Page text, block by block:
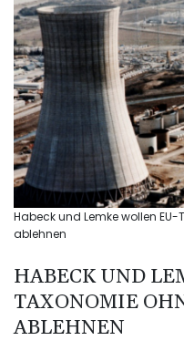
Habeck und Lemke wollen
ablehnen
HABECK UND
TAXONOMIE
ABLEHNEN